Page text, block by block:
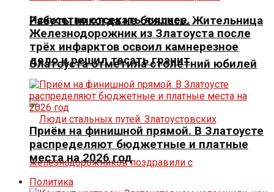
Работы никогда не боялась. Жительница
Златоуста отметила столетний юбилей
Искусство отсекать лишнее.
Железнодорожник из Златоуста после
трёх инфарктов освоил камнерезное
дело и решил тесать гранит
Приём на финишной прямой. В Златоусте
распределяют бюджетные и платные
места на 2026 год
Политика